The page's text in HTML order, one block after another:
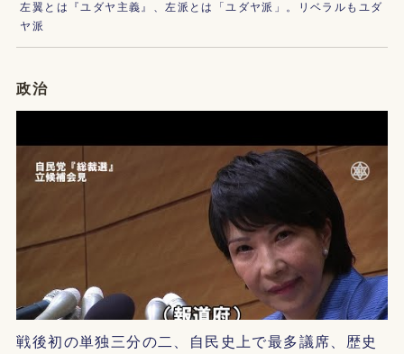
左翼とは『ユダヤ主義』、左派とは「ユダヤ派」。リベラルもユダ
ヤ派
政治
戦後初の単独三分の二、自民史上で最多議席、歴史